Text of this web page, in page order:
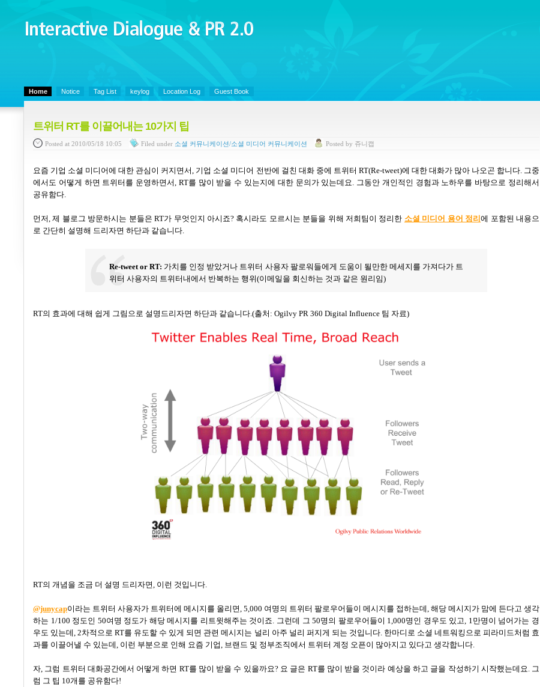
Interactive Dialogue &
PR 2.0
Home Notice Tag List keylog Location Log Guest Book
트위터 RT를 이끌어내는 10가지 팁
Posted at 2010/05/18 10:05 Filed under 소셜 커뮤니케이션/소셜 미디어 커뮤니케이션 Posted by 쥬니캡
요즘 기업 소셜 미디어에 대한 관심이 커지면서, 기업 소셜 미디어 전반에 걸친 대화 중에 트위터 RT(Re-tweet)에 대한 대화가 많아 나오곤 합니다. 그중
에서도 어떻게 하면 트위터를 운영하면서, RT를 많이 받을 수 있는지에 대한 문의가 있는데요. 그동안 개인적인 경험과 노하우를 바탕으로 정리해서
공유함다.
먼저,제 블로그 방문하시는 분들은 RT가 무엇인지 아시죠? 혹시라도 모르시는 분들을 위해 저희팀이 정리한 소셜 미디어 용어 정리에 포함된 내용으
로 간단히 설명해 드리자면 하단과 같습니다.
Re-tweet or RT: 가치를 인정 받았거나 트위터 사용자 팔로워들에게 도움이 될만한 메세지를 가져다가 트
위터 사용자의 트위터내에서 반복하는 행위(이메일을 회신하는 것과 같은 원리임)
RT의 효과에 대해 쉽게 그림으로 설명드리자면 하단과 같습니다.(출처: Ogilvy PR 360 Digital Influence 팀 자료)
RT의 개념을 조금 더 설명 드리자면, 이런 것입니다.
@junycap이라는 트위터 사용자가 트위터에 메시지를 올리면, 5,000 여명의 트위터 팔로우어들이 메시지를 접하는데, 해당 메시지가 맘에 든다고 생각
하는 1/100 정도인 50여명 정도가 해당 메시지를 리트윗해주는 것이죠. 그런데 그 50명의 팔로우어들이 1,000명인 경우도 있고, 1만명이 넘어가는 경
우도 있는데, 2차적으로 RT를 유도할 수 있게 되면 관련 메시지는 널리 아주 널리 퍼지게 되는 것입니다. 한마디로 소셜 네트워킹으로 피라미드처럼 효
과를 이끌어낼 수 있는데, 이런 부분으로 인해 요즘 기업, 브랜드 및 정부조직에서 트위터 계정 오픈이 많아지고 있다고 생각합니다.
자 그럼 트위터 대화공간에서 어떻게 하면 RT를 많이 받을 수 있을까요? 요 글은 RT를 많이 받을 것이라 예상을 하고 글을 작성하기 시작했는데요
그
럼 그 팁 10개를 공유함다!